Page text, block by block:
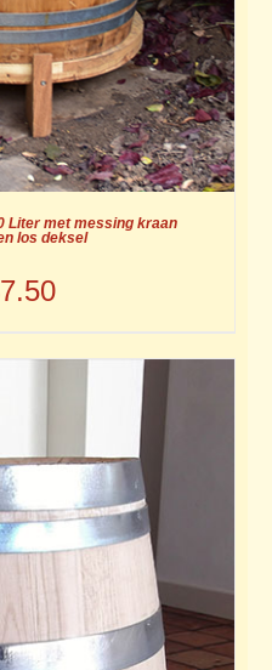
Liter met messing kraan
los deksel